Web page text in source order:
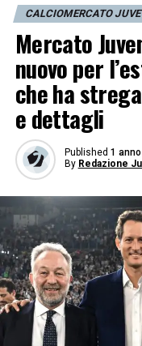
CALCIOMERCATO JUVE
Mercato
nuovo per
che ha
e dettagli
Published 1
By Redazione